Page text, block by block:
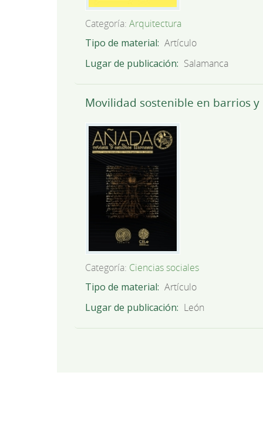
Categoría: Arquitectura
Tipo de material Artículo
Lugar de publicación
Salamanca
Movilidad sostenible en barrios
Categoría: Ciencias sociales
Tipo de material Artículo
Lugar de publicación
León